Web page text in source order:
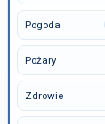
Pogoda
Pożary
Zdrowie